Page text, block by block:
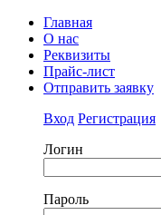
Главная
О нас
Реквизиты
Прайс-лист
Отправить заявку
Вход Регистрация
Логин
Пароль